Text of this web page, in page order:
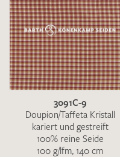
3091C-9
Doupion/Taffeta Kristall
kariert und gestreift
100% reine Seide
100 g/lfm, 140 cm